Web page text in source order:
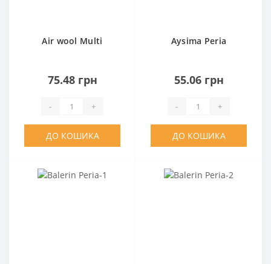
Air wool Multi
75.48 грн
- +
ДО КОШИКА
Aysima Peria
55.06 грн
- +
ДО КОШИКА